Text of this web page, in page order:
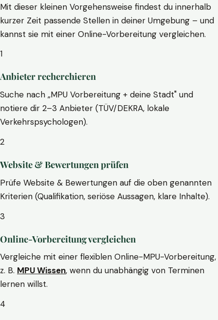
Mit dieser kleinen Vorgehensweise findest du innerhalb
kurzer Zeit passende Stellen in deiner Umgebung – und
kannst sie mit einer Online-Vorbereitung vergleichen.
1
Anbieter recherchieren
Suche nach „MPU Vorbereitung + deine Stadt" und
notiere dir 2–3 Anbieter (TÜV/DEKRA, lokale
Verkehrspsychologen).
2
Website & Bewertungen prüfen
Prüfe Website & Bewertungen auf die oben genannten
Kriterien (Qualifikation, seriöse Aussagen, klare Inhalte).
3
Online-Vorbereitung vergleichen
Vergleiche mit einer flexiblen Online-MPU-Vorbereitung,
z. B. MPU Wissen, wenn du unabhängig von Terminen
lernen willst.
4